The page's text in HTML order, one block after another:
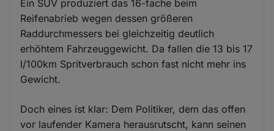
Ein SUV produziert das 16-fache beim
Reifenabrieb wegen dessen größeren
Raddurchmessers bei gleichzeitig deutlich
erhöhtem Fahrzeuggewicht. Da fallen die 13 bis 17
l/100km Spritverbrauch schon fast nicht mehr ins
Gewicht.
Doch eines ist klar: Dem Politiker, dem das offen
vor laufender Kamera herausrutscht, kann seinen